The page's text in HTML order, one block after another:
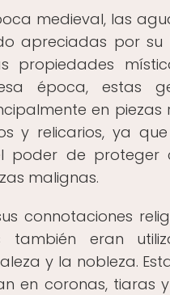
medieval, las
apreciadas por su
propiedades
época, estas
en piezas
y relicarios, ya
poder de proteger
malignas.
connotaciones
también eran
y la nobleza.
en coronas, tiaras